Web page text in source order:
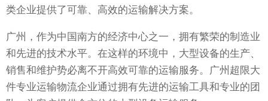
类企业提供了可靠、高效的运输解决方案。
广州，作为中国南方的经济中心之一，拥有繁荣的制造业
和先进的技术水平。在这样的环境中，大型设备的生产、
销售和维护势必离不开高效可靠的运输服务。广州超限大
件专业运输物流企业通过拥有先进的运输工具和专业的团